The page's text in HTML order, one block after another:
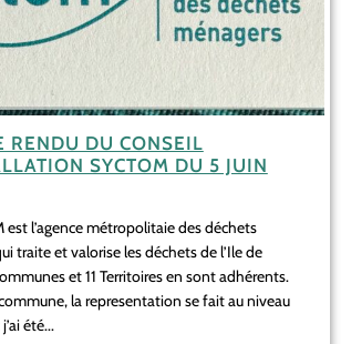
RENDU DU CONSEIL
SYCTOM DU 5 JUIN
est l’agence métropolitaie des déchets
traite et valorise les déchets de l’Ile de
et 11 Territoires en sont adhérents.
la representation se fait au niveau
été...